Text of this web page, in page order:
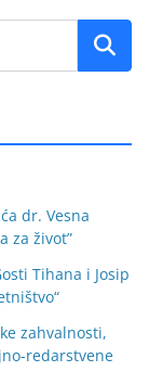
dr. Vesna
za život”
Tihana i Josip
zahvalnosti,
redarstvene